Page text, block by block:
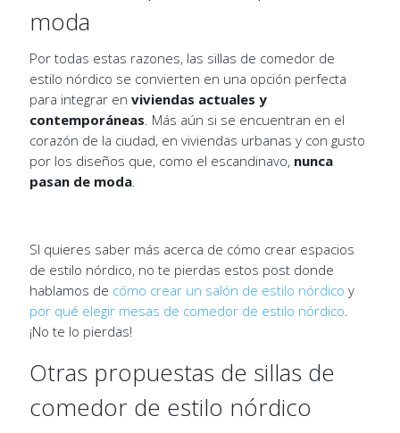
moda
Por todas estas razones, las sillas de comedor de
estilo nórdico se convierten en una opción perfecta
para integrar en viviendas actuales y
contemporáneas . Más aún si se encuentran en el
corazón de la ciudad, en viviendas urbanas y con gusto
por los diseños que, como el escandinavo, nunca
pasan de moda.
SI quieres saber más acerca de cómo crear espacios
de estilo nórdico, no te pierdas estos post donde
hablamos de cómo crear un salón de estilo nórdico y
por qué elegir mesas de comedor de estilo nórdico
¡No te lo pierdas!
Otras propuestas de sillas de
comedor de estilo nórdico